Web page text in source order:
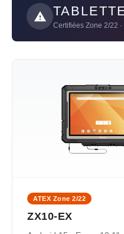
Certifiées Zone 2/22
ATEX Zone 2/22
ZX10-EX